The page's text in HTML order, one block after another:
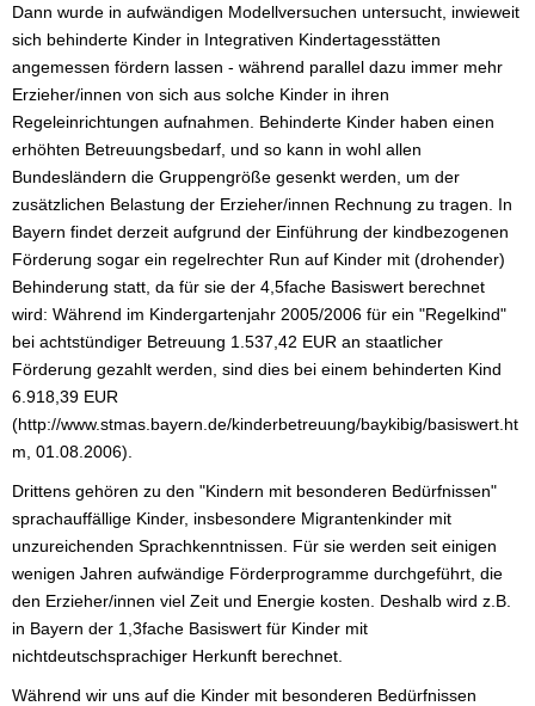
Dann wurde in aufwändigen Modellversuchen untersucht, inwieweit
sich behinderte Kinder in Integrativen Kindertagesstätten
angemessen fördern lassen - während parallel dazu immer mehr
Erzieher/innen von sich aus solche Kinder in ihren
Regeleinrichtungen aufnahmen. Behinderte Kinder haben einen
erhöhten Betreuungsbedarf, und so kann in wohl allen
Bundesländern die Gruppengröße gesenkt werden, um der
zusätzlichen Belastung der Erzieher/innen Rechnung zu tragen. In
Bayern findet derzeit aufgrund der Einführung der kindbezogenen
Förderung sogar ein regelrechter Run auf Kinder mit (drohender)
Behinderung statt, da für sie der 4,5fache Basiswert berechnet
wird: Während im Kindergartenjahr 2005/2006 für ein "Regelkind"
bei achtstündiger Betreuung 1.537,42 EUR an staatlicher
Förderung gezahlt werden, sind dies bei einem behinderten Kind
6.918,39 EUR
(http://www.stmas.bayern.de/kinderbetreuung/baykibig/basiswert.ht
m, 01.08.2006).
Drittens gehören zu den "Kindern mit besonderen Bedürfnissen"
sprachauffällige Kinder, insbesondere Migrantenkinder mit
unzureichenden Sprachkenntnissen. Für sie werden seit einigen
wenigen Jahren aufwändige Förderprogramme durchgeführt, die
den Erzieher/innen viel Zeit und Energie kosten. Deshalb wird z.B.
in Bayern der 1,3fache Basiswert für Kinder mit
nichtdeutschsprachiger Herkunft berechnet.
Während wir uns auf die Kinder mit besonderen Bedürfnissen